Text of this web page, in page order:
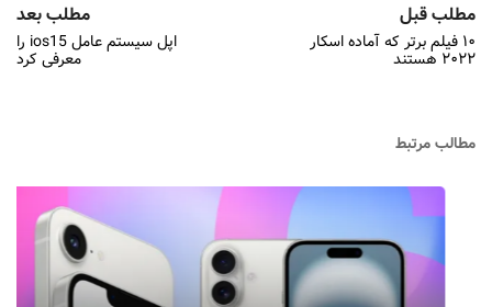
مطلب قبل
۱۰ فیلم برتر که آماده اسکار
۲۰۲۲ هستند
مطلب بعد
اپل سیستم عامل ios15 را
معرفی کرد
مطالب مرتبط